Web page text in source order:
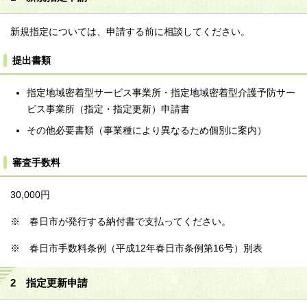
新規指定については、申請する前に相談してください。
提出書類
指定地域密着型サービス事業所・指定地域密着型介護予防サー
ビス事業所（指定・指定更新）申請書
その他必要書類（事業種により異なるため個別に案内）
審査手数料
30,000円
※ 春日市が発行する納付書で支払ってください。
※ 春日市手数料条例（平成12年春日市条例第16号）別表
2 指定更新申請